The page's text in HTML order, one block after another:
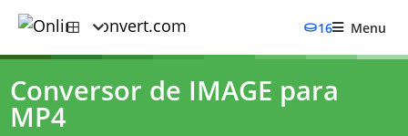
16 Menu
Conversor de IMAGE para
MP4